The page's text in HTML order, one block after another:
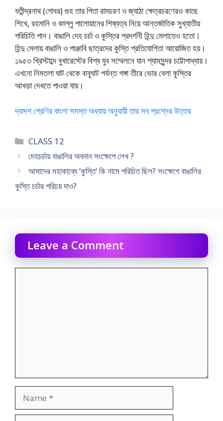
যতীন্দ্রনাথ (গোবর) গুহ তার পিতা রামচরণ ও জ্যাঠা ক্ষেত্রচরণের‌ও কাছে
শিখে, রহমানি ও কাল্লু পালোয়ানের শিষ্যত্ব নিয়ে আন্তর্জাতিক সুখ্যাতীয়
পরিচিতি পান। বাঙালি দেহ চর্চা ও কুস্তির প্রদর্শনী হিন্দু মেলাতেও হতো।
হিন্দু মেলায় বাঙালি ও পাঞ্জাবি ছাত্রদের কুস্তি প্রতিযোগিতা আয়োজিত হয়।
১৯৫৩ খ্রিস্টাব্দে বুখারেস্টের বিশ্ব যুব সম্মেলনে যান শ্যামসুন্দর চট্টোপাধ্যায়।
এখনো নিমতলা ঘাট থেকে বাবুঘাট পর্যন্ত গঙ্গা তীরে ভোর বেলা কুস্তির
আখড়া দেখতে পাওয়া যায়।
দ্বাদশ শ্রেণির বাংলা সমস্ত অধ্যায় অনুযায়ী তার সব প্রশ্নের উত্তর
Categories
CLASS 12
দেহচর্চায় বাঙালির অবদান সংক্ষেপে লেখ ?
আমাদের মহাকাব্যে ‘কুস্তি’ কি নামে পরিচিত ছিল? সংক্ষেপে বাঙালির
কুস্তি চর্চার পরিচয় দাও?
Leave a Comment